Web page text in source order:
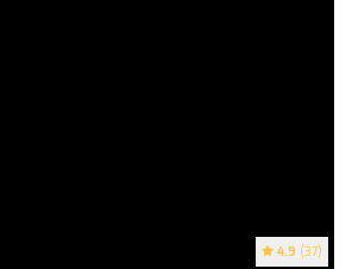
4.9 (37)